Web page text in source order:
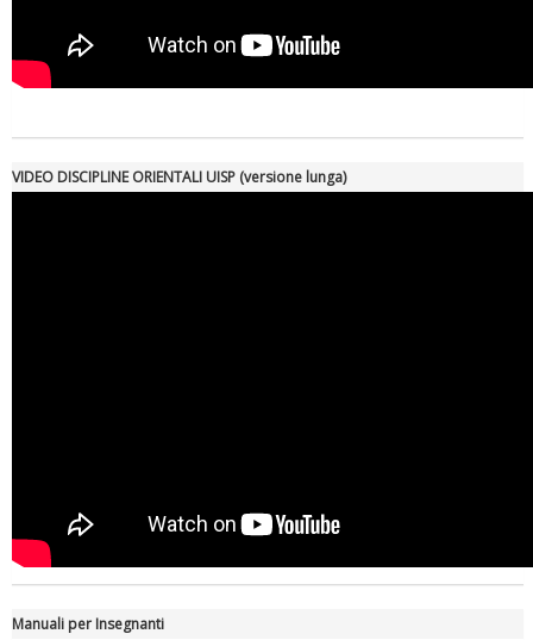
VIDEO DISCIPLINE ORIENTALI UISP (versione lunga)
Manuali per Insegnanti